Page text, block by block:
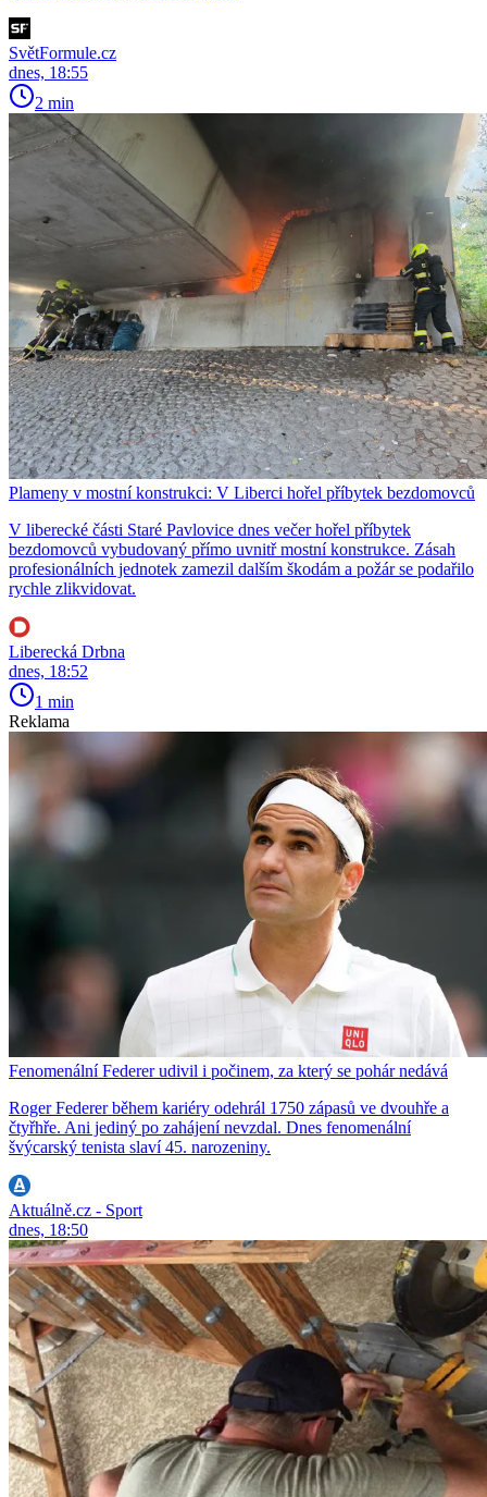
SvětFormule.cz
dnes, 18:55
2 min
Plameny v mostní konstrukci: V Liberci hořel příbytek bezdomovců
V liberecké části Staré Pavlovice dnes večer hořel příbytek
bezdomovců vybudovaný přímo uvnitř mostní konstrukce. Zásah
profesionálních jednotek zamezil dalším škodám a požár se podařilo
rychle zlikvidovat.
Liberecká Drbna
dnes, 18:52
1 min
Reklama
Fenomenální Federer udivil i počinem, za který se pohár nedává
Roger Federer během kariéry odehrál 1750 zápasů ve dvouhře a
čtyřhře. Ani jediný po zahájení nevzdal. Dnes fenomenální
švýcarský tenista slaví 45. narozeniny.
Aktuálně.cz - Sport
dnes, 18:50